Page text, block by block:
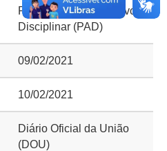
Processo Administrativo
Disciplinar (PAD)
09/02/2021
10/02/2021
Diário Oficial da União
(DOU)